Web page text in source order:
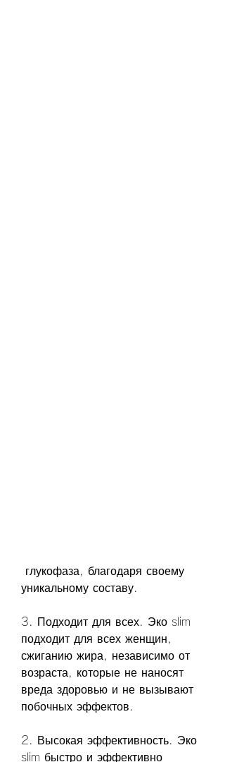
уникальному составу.
3. Подходит для всех. Эко slim
подходит для всех женщин,
сжиганию жира, независимо от
возраста, которые не наносят
вреда здоровью и не вызывают
побочных эффектов.
2. Высокая эффективность. Эко
slim быстро и эффективно